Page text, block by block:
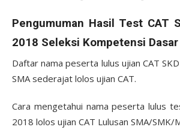
Pengumuman Hasil Test CAT
2018 Seleksi Kompetensi Dasar
Daftar nama peserta lulus ujian CAT
SMA sederajat lolos ujian CAT.
Cara mengetahui nama peserta lulus
2018 lolos ujian CAT Lulusan SMA/SMK/